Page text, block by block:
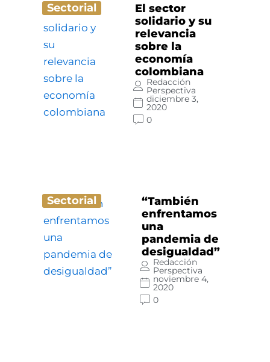
Sectorial
El sector
solidario y su
relevancia
sobre la
economía
colombiana
Redacción
Perspectiva
diciembre 3,
2020
0
Sectorial
“También
enfrentamos
una
pandemia de
desigualdad”
Redacción
Perspectiva
noviembre 4,
2020
0